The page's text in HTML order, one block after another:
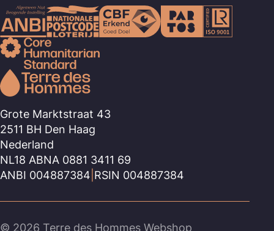
Grote Marktstraat 43
2511 BH Den Haag
Nederland
NL18 ABNA 0881 3411 69
ANBI 004887384 RSIN 004887384
© 2026 Terre des Hommes Webshop